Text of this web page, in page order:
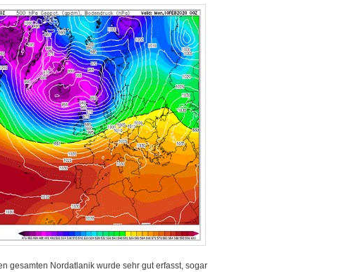
gesamten Nordatlanik wurde sehr gut erfasst, sogar